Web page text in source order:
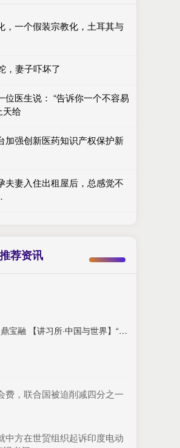
，一个假装宗教化，土耳其与
，妻子吓坏了
位医生说： “告诉你一个不容易
天给
加强创新医药知识产权保护新
夫妻入住出租屋后，总感觉不
推荐资讯
鼎宝融 【讲习所·中国与世界】“让中法全面战略伙伴关系在‘新甲子’走得更稳更好”
费，联合国被迫削减四分之一
中方在世贸组织起诉印度电动